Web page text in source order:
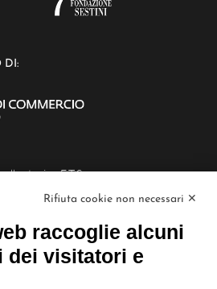
DI:
storia - E.T.S.
Rifiuta cookie non necessari ✕
raccoglie alcuni
dei visitatori e